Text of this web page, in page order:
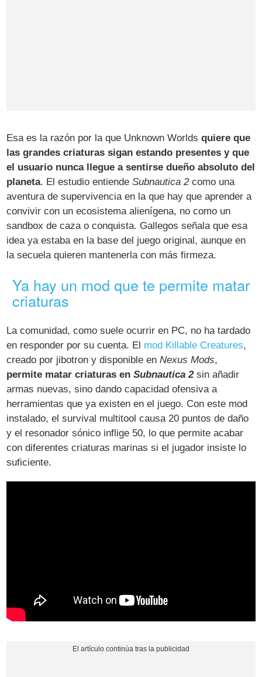
Esa es la razón por la que Unknown Worldsquiere que
las grandes criaturas sigan estando presentes y que
el usuario nunca llegue a sentirse dueño absoluto del
planeta. El estudio entiendeSubnautica 2como una
aventura de supervivencia en la que hay que aprender a
convivir con un ecosistema alienígena, no como un
sandbox de caza o conquista. Gallegos señala que esa
idea ya estaba en la base del juego original, aunque en
la secuela quieren mantenerla con más firmeza.
Ya hay un mod que te permite matar
criaturas
La comunidad, como suele ocurrir en PC, no ha tardado
en responder por su cuenta. El mod Killable Creatures,
creado por jibotron y disponible enNexus Mods,
permite matar criaturas enSubnautica 2sin añadir
armas nuevas, sino dando capacidad ofensiva a
herramientas que ya existen en el juego. Con este mod
instalado, el survival multitool causa 20 puntos de daño
y el resonador sónico inflige 50, lo que permite acabar
con diferentes criaturas marinas si el jugador insiste lo
suficiente.